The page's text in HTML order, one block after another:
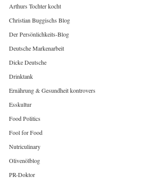
Arthurs Tochter kocht
Christian Buggischs Blog
Der Persönlichkeits-Blog
Deutsche Markenarbeit
Dicke Deutsche
Drinktank
Ernährung & Gesundheit kontrovers
Esskultur
Food Politics
Fool for Food
Nutriculinary
Olivenölblog
PR-Doktor